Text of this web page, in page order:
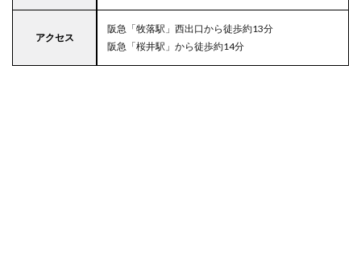
アクセス
阪急「牧落駅」西出口から徒歩約13分
阪急「桜井駅」から徒歩約14分